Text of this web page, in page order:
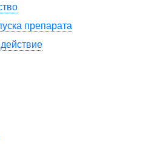
препарата